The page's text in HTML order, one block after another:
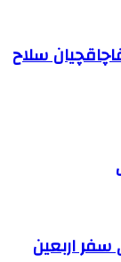
سلاح
سفر اربعین